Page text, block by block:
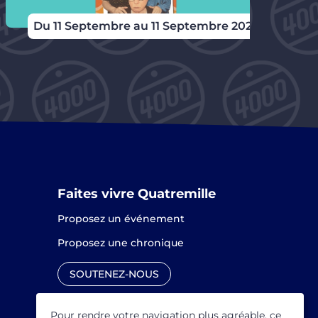
Du 11 Septembre au 11 Septembre 2026
Faites vivre Quatremille
Proposez un événement
Proposez une chronique
SOUTENEZ-NOUS
Pour rendre votre navigation plus agréable, ce